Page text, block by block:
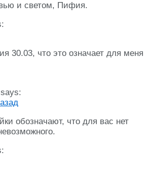
и светом, Пифия.
30.03, что это означает для меня
says:
обозначают, что для вас нет